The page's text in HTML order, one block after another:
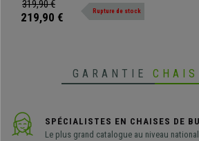
synthétique.
319,90 €
219,90 € Rupture de stock
GARANTIE
SPÉCIALISTES EN CHAISES DE
Le plus grand catalogue au niveau national